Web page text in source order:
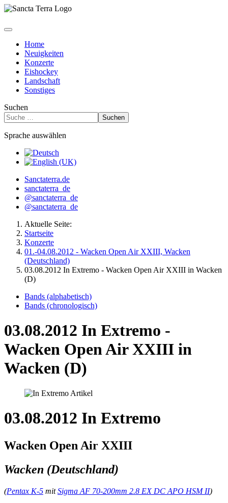
Home
Neuigkeiten
Konzerte
Eishockey
Landschaft
Sonstiges
Suchen
Suchen
Sprache auswählen
Sanctaterra.de
sanctaterra_de
@sanctaterra_de
@sanctaterra_de
Aktuelle Seite:
Startseite
Konzerte
01.-04.08.2012 - Wacken Open Air XXIII, Wacken
(Deutschland)
03.08.2012 In Extremo - Wacken Open Air XXIII in Wacken
(D)
Bands (alphabetisch)
Bands (chronologisch)
03.08.2012 In Extremo -
Wacken Open Air XXIII in
Wacken (D)
03.08.2012 In Extremo
Wacken Open Air XXIII
Wacken (Deutschland)
(Pentax K-5 mitSigma AF 70-200mm 2.8 EX DC APO HSM II)